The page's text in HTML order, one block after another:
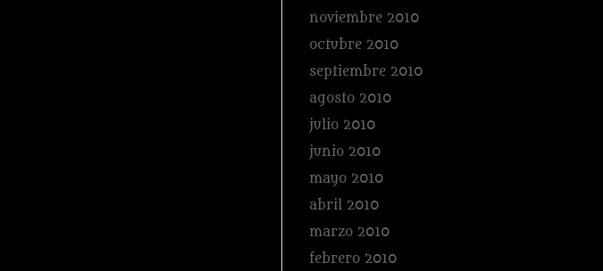
noviembre 2010
octubre 2010
septiembre 2010
agosto 2010
julio 2010
junio 2010
mayo 2010
abril 2010
marzo 2010
febrero 2010